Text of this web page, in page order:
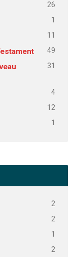
26
1
11
49
31
4
12
1
2
2
1
2